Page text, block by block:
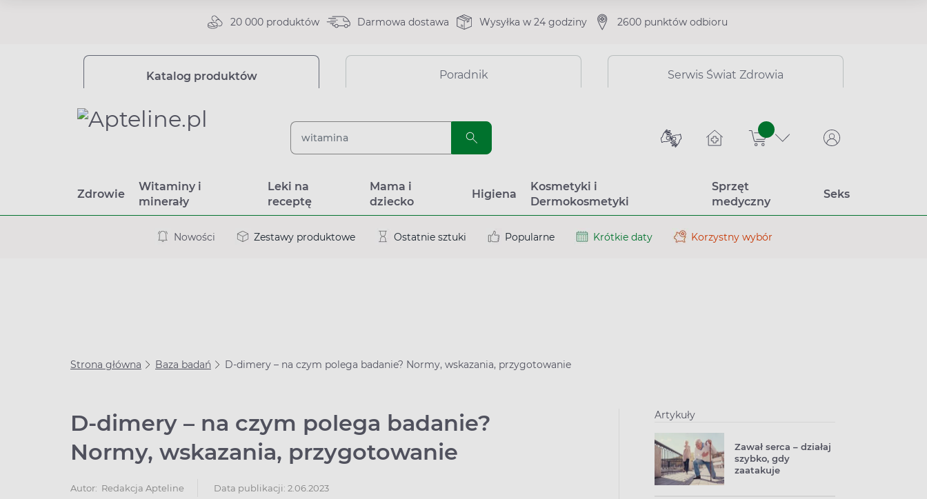
20 000 produktów Darmowa dostawa Wysyłka w 24 godziny 2600 punktów odbioru
Katalog produktów Poradnik Serwis Świat Zdrowia
sztuk
Zdrowie
Witaminy i
minerały
Leki na
receptę
Mama i
dziecko
Higiena
Kosmetyki i
Dermokosmetyki
Sprzęt
medyczny
Seks
Nowości Zestawy produktowe Ostatnie sztuki Popularne Krótkie daty Korzystny wybór
Strona główna Baza badań D-dimery – na czym polega badanie? Normy, wskazania, przygotowanie
D-dimery – na czym polega badanie?
Normy, wskazania, przygotowanie
Autor: Redakcja Apteline Data publikacji: 2.06.2023
Artykuły
Zawał serca – działaj
szybko, gdy
zaatakuje